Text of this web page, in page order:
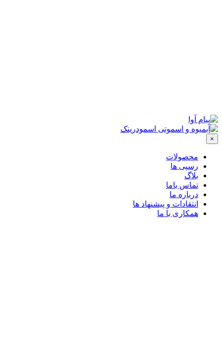
×
محصولات
رسپی ها
بلاگ
تماس باما
درباره ما
انتقادات و پیشنهاد ها
همکاری با ما